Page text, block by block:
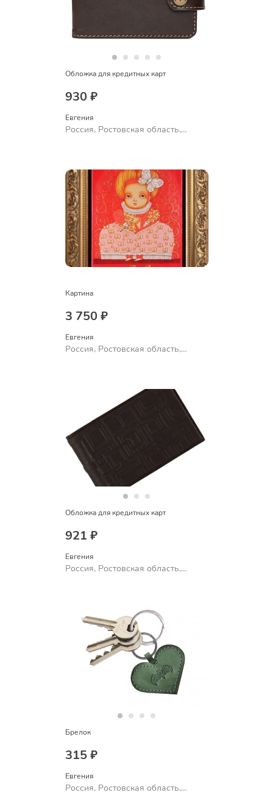
Обложка для кредитных карт
930 ₽
Евгения
Россия, Ростовская область,
Картина
3 750 ₽
Евгения
Россия, Ростовская область,
Обложка для кредитных карт
921 ₽
Евгения
Россия, Ростовская область,
Брелок
315 ₽
Евгения
Россия, Ростовская область,